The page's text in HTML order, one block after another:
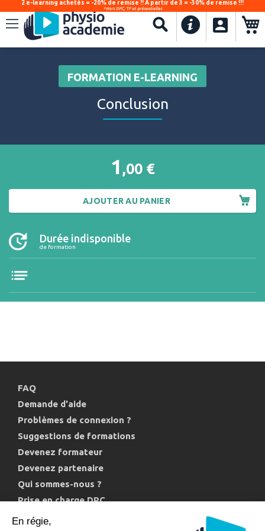
Recherche
2 e-learning achetés = -20% de remise !! À partir de 3 = -30% de remise !!!
*Hors DPC, TP et présentielles
.
FORMATION E-LEARNING
Conclusion
Durée indisponible
de formation
1 ,00 €
AJOUTER AU PANIER
FAQ
Demande d'aide
Problèmes de connexion ?
Suggestions de formations
Devenez formateur
Devenez partenaire
Qui sommes-nous ?
Prise en charge DPC
Politique de confidentialité et cookies
En régie,